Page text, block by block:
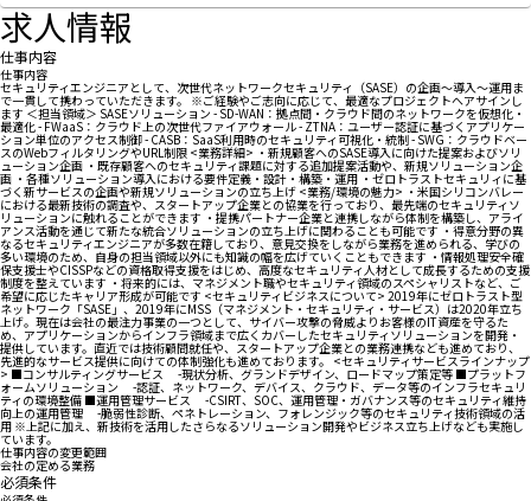
求人情報
仕事内容
仕事内容
セキュリティエンジニアとして、次世代ネットワークセキュリティ（SASE）の企画〜導入〜運用ま
で一貫して携わっていただきます。 ※ご経験やご志向に応じて、最適なプロジェクトへアサインし
ます ＜担当領域＞ SASEソリューション - SD-WAN：拠点間・クラウド間のネットワークを仮想化・
最適化 - FWaaS：クラウド上の次世代ファイアウォール - ZTNA：ユーザー認証に基づくアプリケー
ション単位のアクセス制御 - CASB：SaaS利用時のセキュリティ可視化・統制 - SWG：クラウドベー
スのWebフィルタリングやURL制限 <業務詳細> ・新規顧客へのSASE導入に向けた提案およびソリ
ューション企画 ・既存顧客へのセキュリティ課題に対する追加提案活動や、新規ソリューション企
画 ・各種ソリューション導入における要件定義・設計・構築・運用 ・ゼロトラストセキュリィに基
づく新サービスの企画や新規ソリューションの立ち上げ <業務/環境の魅力> ・米国シリコンバレー
における最新技術の調査や、スタートアップ企業との協業を行っており、最先端のセキュリティソ
リューションに触れることができます ・提携パートナー企業と連携しながら体制を構築し、アライ
アンス活動を通じて新たな統合ソリューションの立ち上げに関わることも可能です ・得意分野の異
なるセキュリティエンジニアが多数在籍しており、意見交換をしながら業務を進められる、学びの
多い環境のため、自身の担当領域以外にも知識の幅を広げていくこともできます ・情報処理安全確
保支援士やCISSPなどの資格取得支援をはじめ、高度なセキュリティ人材として成長するための支援
制度を整えています ・将来的には、マネジメント職やセキュリティ領域のスペシャリストなど、ご
希望に応じたキャリア形成が可能です <セキュリティビジネスについて> 2019年にゼロトラスト型
ネットワーク「SASE」、2019年にMSS（マネジメント・セキュリティ・サービス）は2020年立ち
上げ。現在は会社の最注力事業の一つとして、サイバー攻撃の脅威よりお客様のIT資産を守るた
め、アプリケーションからインフラ領域まで広くカバーしたセキュリティソリューションを開発・
提供しています。直近では技術顧問就任や、スタートアップ企業との業務連携なども進めており、
先進的なサービス提供に向けての体制強化も進めております。 <セキュリティサービスラインナップ
> ■コンサルティングサービス -現状分析、グランドデザイン、ロードマップ策定等 ■プラットフ
ォームソリューション -認証、ネットワーク、デバイス、クラウド、データ等のインフラセキュリ
ティの環境整備 ■運用管理サービス -CSIRT、SOC、運用管理・ガバナンス等のセキュリティ維持
向上の運用管理 -脆弱性診断、ペネトレーション、フォレンジック等のセキュリティ技術領域の活
用 ※上記に加え、新技術を活用したさらなるソリューション開発やビジネス立ち上げなども実施し
ています。
仕事内容の変更範囲
会社の定める業務
必須条件